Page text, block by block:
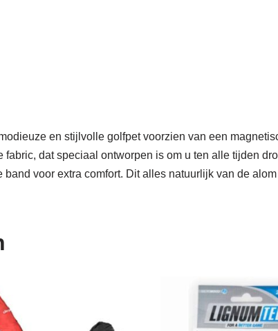
en stijlvolle golfpet voorzien van een
dat speciaal ontworpen is om u ten alle tijden
voor extra comfort. Dit alles natuurlijk van de